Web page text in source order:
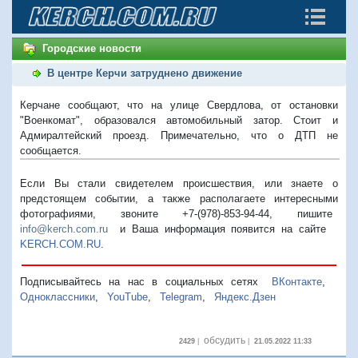
Городские новости
В центре Керчи затруднено движение
Керчане сообщают, что на улице Свердлова, от остановки
"Военкомат", образовался автомобильный затор. Стоит и
Адмиралтейский проезд. Примечательно, что о ДТП не
сообщается.
Если Вы стали свидетелем происшествия, или знаете о
предстоящем событии, а также располагаете интересными
фотографиями, звоните +7-(978)-853-94-44, пишите
info@kerch.com.ru и Ваша информация появится на сайте
KERCH.COM.RU
Подписывайтесь на нас в социальных сетях ВКонтакте,
Одноклассники
YouTube Telegram Яндекс.Дзен
2429| обсудить| 21.05.2022 11:33